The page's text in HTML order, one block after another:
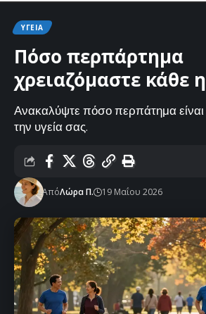
ΥΓΕΊΑ
Πόσο περπάρτημα
χρειαζόμαστε κάθε
Ανακαλύψτε πόσο περπάτημα είναι
την υγεία σας.
ΑπόΛώρα Π. 19 Μαΐου 2026